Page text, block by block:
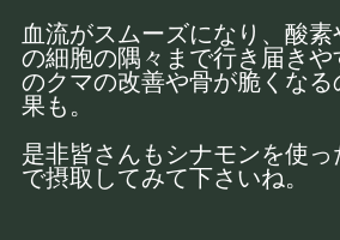
血流がスムーズになり、酸
の細胞の隅々まで行き届きや
のクマの改善や骨が脆くな
果も。
是非皆さんもシナモンを使
で摂取してみて下さいね。